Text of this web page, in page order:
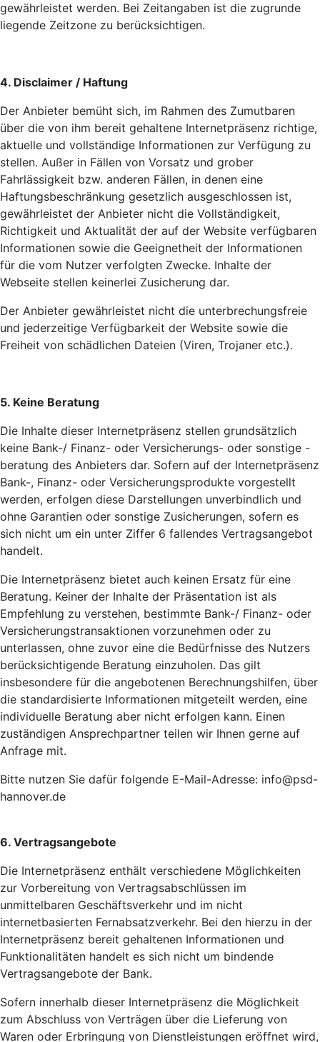
gewährleistet werden. Bei Zeitangaben ist die zugrunde
liegende Zeitzone zu berücksichtigen.
4. Disclaimer / Haftung
Der Anbieter bemüht sich, im Rahmen des Zumutbaren
über die von ihm bereit gehaltene Internetpräsenz richtige,
aktuelle und vollständige Informationen zur Verfügung zu
stellen. Außer in Fällen von Vorsatz und grober
Fahrlässigkeit bzw. anderen Fällen, in denen eine
Haftungsbeschränkung gesetzlich ausgeschlossen ist,
gewährleistet der Anbieter nicht die Vollständigkeit,
Richtigkeit und Aktualität der auf der Website verfügbaren
Informationen sowie die Geeignetheit der Informationen
für die vom Nutzer verfolgten Zwecke. Inhalte der
Webseite stellen keinerlei Zusicherung dar.
Der Anbieter gewährleistet nicht die unterbrechungsfreie
und jederzeitige Verfügbarkeit der Website sowie die
Freiheit von schädlichen Dateien (Viren, Trojaner etc.).
5. Keine Beratung
Die Inhalte dieser Internetpräsenz stellen grundsätzlich
keine Bank-/ Finanz- oder Versicherungs- oder sonstige -
beratung des Anbieters dar. Sofern auf der Internetpräsenz
Bank-, Finanz- oder Versicherungsprodukte vorgestellt
werden, erfolgen diese Darstellungen unverbindlich und
ohne Garantien oder sonstige Zusicherungen, sofern es
sich nicht um ein unter Ziffer 6 fallendes Vertragsangebot
handelt.
Die Internetpräsenz bietet auch keinen Ersatz für eine
Beratung. Keiner der Inhalte der Präsentation ist als
Empfehlung zu verstehen, bestimmte Bank-/ Finanz- oder
Versicherungstransaktionen vorzunehmen oder zu
unterlassen, ohne zuvor eine die Bedürfnisse des Nutzers
berücksichtigende Beratung einzuholen. Das gilt
insbesondere für die angebotenen Berechnungshilfen, über
die standardisierte Informationen mitgeteilt werden, eine
individuelle Beratung aber nicht erfolgen kann. Einen
zuständigen Ansprechpartner teilen wir Ihnen gerne auf
Anfrage mit.
Bitte nutzen Sie dafür folgende E-Mail-Adresse: info@psd-
hannover.de
6. Vertragsangebote
Die Internetpräsenz enthält verschiedene Möglichkeiten
zur Vorbereitung von Vertragsabschlüssen im
unmittelbaren Geschäftsverkehr und im nicht
internetbasierten Fernabsatzverkehr. Bei den hierzu in der
Internetpräsenz bereit gehaltenen Informationen und
Funktionalitäten handelt es sich nicht um bindende
Vertragsangebote der Bank.
Sofern innerhalb dieser Internetpräsenz die Möglichkeit
zum Abschluss von Verträgen über die Lieferung von
Waren oder Erbringung von Dienstleistungen eröffnet wird,